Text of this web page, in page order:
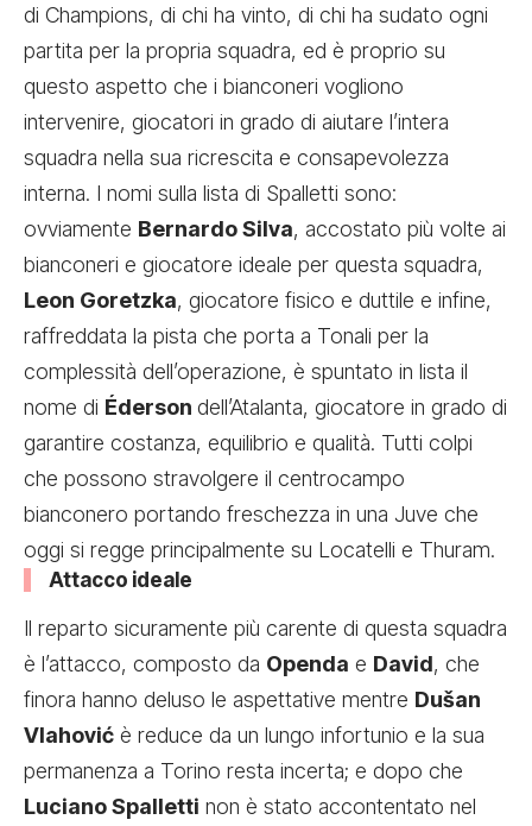
di Champions, di chi ha vinto, di chi ha sudato ogni
partita per la propria squadra, ed è proprio su
questo aspetto che i bianconeri vogliono
intervenire, giocatori in grado di aiutare l’intera
squadra nella sua ricrescita e consapevolezza
interna. I nomi sulla lista di Spalletti sono:
ovviamente Bernardo Silva, accostato più volte ai
bianconeri e giocatore ideale per questa squadra,
Leon Goretzka, giocatore fisico e duttile e infine,
raffreddata la pista che porta a Tonali per la
complessità dell’operazione, è spuntato in lista il
nome di Éderson dell’Atalanta, giocatore in grado di
garantire costanza, equilibrio e qualità. Tutti colpi
che possono stravolgere il centrocampo
bianconero portando freschezza in una Juve che
oggi si regge principalmente su Locatelli e Thuram.
Attacco ideale
Il reparto sicuramente più carente di questa squadra
è l’attacco, composto da Openda e David, che
finora hanno deluso le aspettative mentre Dušan
Vlahović è reduce da un lungo infortunio e la sua
permanenza a Torino resta incerta; e dopo che
Luciano Spalletti non è stato accontentato nel